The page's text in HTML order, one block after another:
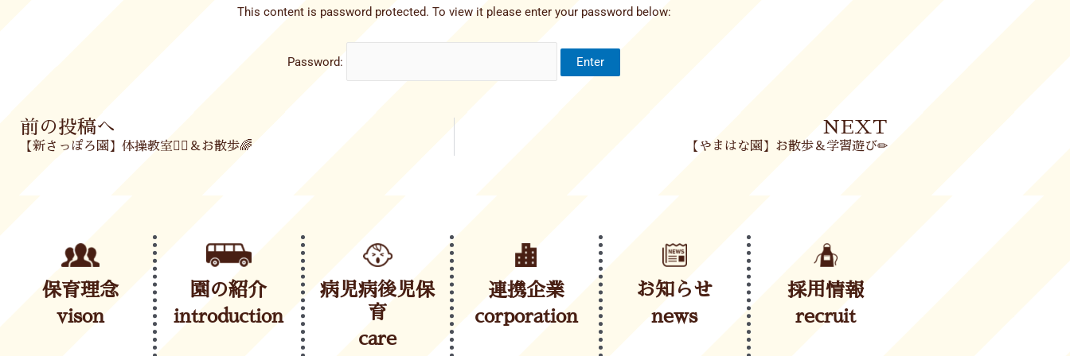
This content is password protected. To view it please enter your password below:
Password:
Prev
前の投稿へ
【新さっぽろ園】体操教室🤸‍♂️＆お散歩🌈
NEXT
【やまはな園】お散歩＆学習遊び✏
保育理念
vison
園の紹介
introduction
病児病後児保
育
care
連携企業
corporation
お知らせ
news
採用情報
recruit